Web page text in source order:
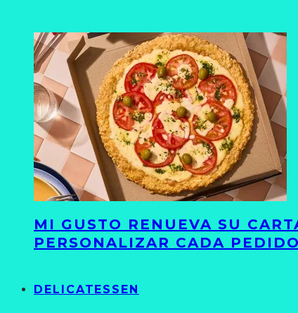
MI GUSTO RENUEVA SU
PERSONALIZAR CADA PEDIDO
DELICATESSEN